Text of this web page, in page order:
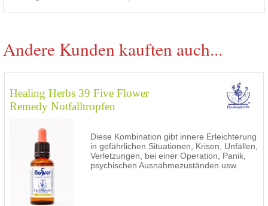
Andere Kunden kauften auch...
Healing Herbs 39 Five Flower
Remedy Notfalltropfen
Diese Kombination gibt innere Erleichterung
in gefährlichen Situationen, Krisen, Unfällen,
Verletzungen, bei einer Operation, Panik,
psychischen Ausnahmezuständen usw.